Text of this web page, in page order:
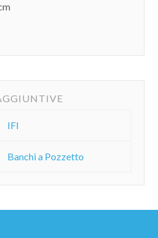
IFI
Banchi a Pozzetto